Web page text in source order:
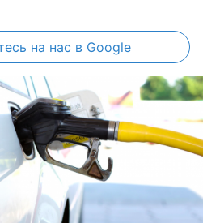
на нас в Google